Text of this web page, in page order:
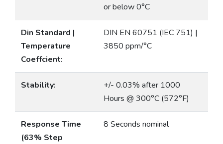
or below 0°C
Din Standard |
Temperature
Coeffcient:
DIN EN 60751 (IEC 751) |
3850 ppm/°C
Stability:
+/- 0.03% after 1000
Hours @ 300°C (572°F)
Response Time
(63% Step
8 Seconds nominal